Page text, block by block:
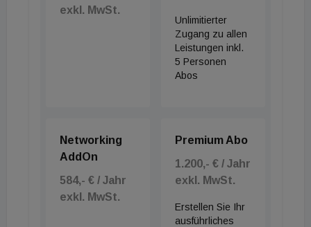
Mercedes Rang 126 einnimmt. Auch die Platzierung
der heimischen RBI, die mit ihrem Russland-
Business weltweit in der Kritik steht, scheint nicht
ganz schlüssig. Nur weil irgendwo LED´s in der
exkl. MwSt.
Unlimitierter
Zugang zu allen
Leistungen inkl.
5 Personen
Abos
Networking
AddOn
584,- € / Jahr
exkl. MwSt.
Premium Abo
1.200,- € / Jahr
exkl. MwSt.
Erstellen Sie Ihr
ausführliches